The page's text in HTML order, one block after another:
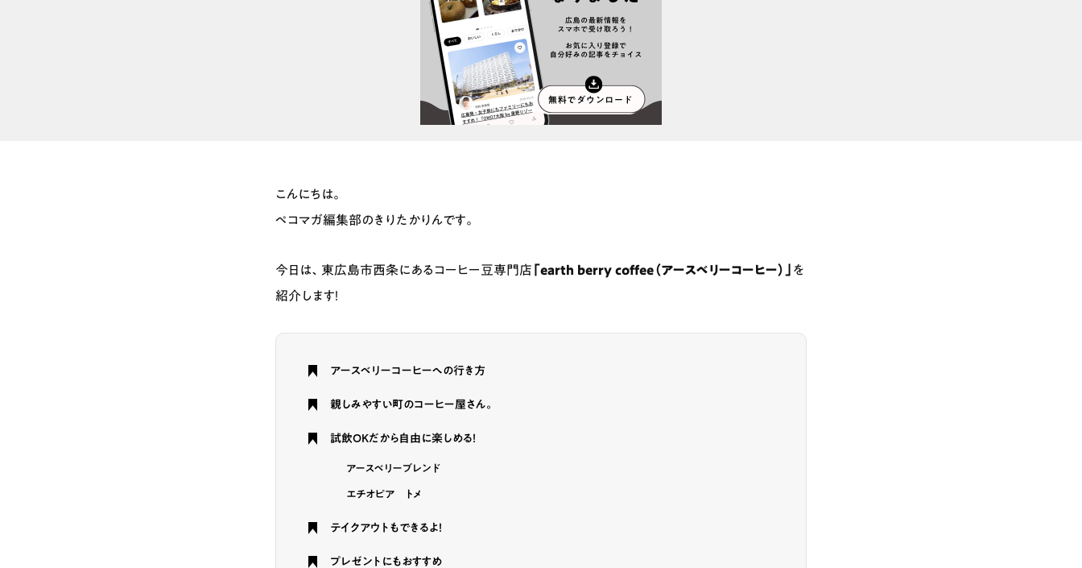
こんにちは。
ペコマガ編集部のきりたかりんです。
今日は、東広島市西条にあるコーヒー豆専門店 「earth berry coffee（アースベリーコーヒー）」 を
紹介します！
アースベリーコーヒーへの行き方
親しみやすい町のコーヒー屋さん。
試飲OKだから自由に楽しめる！
アースベリーブレンド
エチオピア トメ
テイクアウトもできるよ！
プレゼントにもおすすめ